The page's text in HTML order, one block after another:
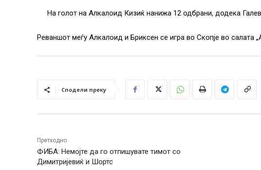
На голот на Алкалоид Кизиќ нанижа 12 одбрани, додека
Реваншот меѓу Алкалоид и Бриксен се игра во Скопје во салата
Сподели преку
Претходно
ФИБА: Немојте да го отпишувате тимот со
Димитријевиќ и Шортс